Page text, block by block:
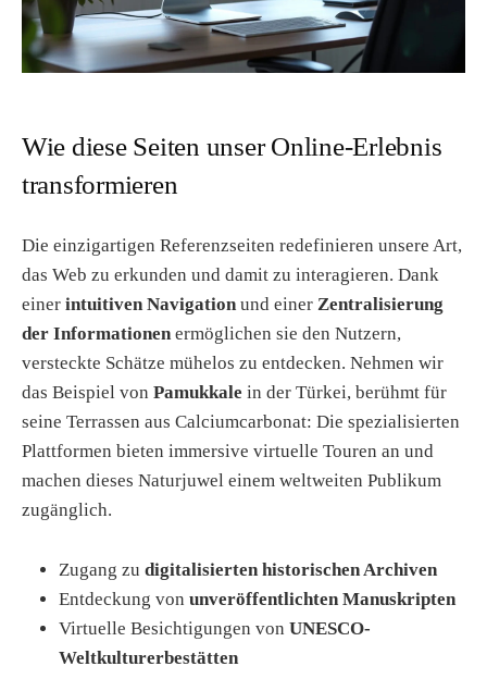
Wie diese Seiten unser Online-Erlebnis
transformieren
Die einzigartigen Referenzseiten redefinieren unsere Art,
das Web zu erkunden und damit zu interagieren. Dank
einer intuitiven Navigationund einer Zentralisierung
der Informationenermöglichen sie den Nutzern,
versteckte Schätze mühelos zu entdecken. Nehmen wir
das Beispiel von Pamukkale in der Türkei, berühmt für
seine Terrassen aus Calciumcarbonat: Die spezialisierten
Plattformen bieten immersive virtuelle Touren an und
machen dieses Naturjuwel einem weltweiten Publikum
zugänglich.
Zugang zu digitalisierten historischen Archiven
Entdeckung von unveröffentlichten Manuskripten
Virtuelle Besichtigungen von UNESCO-
Weltkulturerbestätten